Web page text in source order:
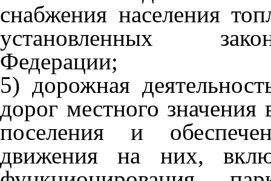
снабжения населения
установленных
Федерации;
5) дорожная
дорог местного
поселения и
движения на них,